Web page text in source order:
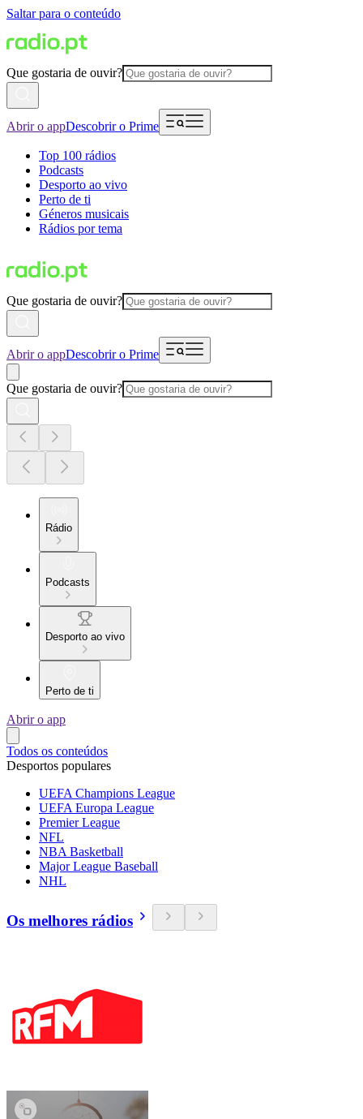
Saltar para o conteúdo
Que gostaria de ouvir?
Abrir o appDescobrir o Prime
Top 100 rádios
Podcasts
Desporto ao vivo
Perto de ti
Géneros musicais
Rádios por tema
Que gostaria de ouvir?
Abrir o appDescobrir o Prime
Que gostaria de ouvir?
Rádio
Podcasts
Desporto ao vivo
Perto de ti
Abrir o app
Todos os conteúdos
Desportos populares
UEFA Champions League
UEFA Europa League
Premier League
NFL
NBA Basketball
Major League Baseball
NHL
Os melhores rádios